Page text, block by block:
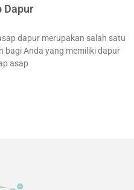
Dapur
dapur merupakan salah satu
bagi Anda yang memiliki dapur
asap